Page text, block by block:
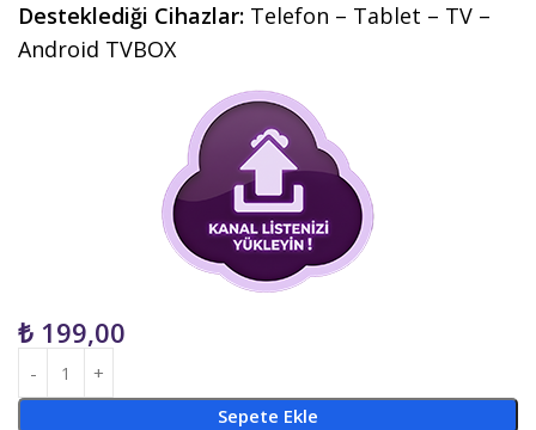
Desteklediği Cihazlar: Telefon – Tablet – TV –
Android TVBOX
₺ 199,00
Sepete Ekle